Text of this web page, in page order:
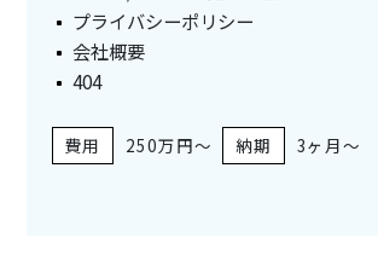
プライバシーポリシー
会社概要
404
250万円～ 3ヶ月～